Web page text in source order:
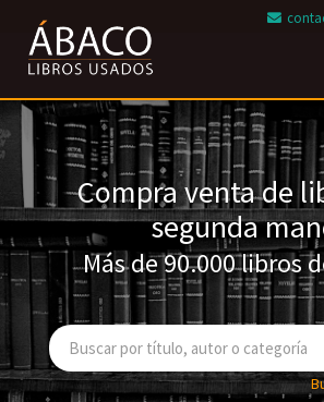
Compra venta de
segunda
Más de 90.000 libros